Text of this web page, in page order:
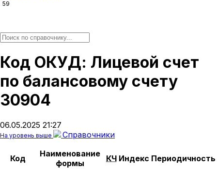
59
Код ОКУД: Лицевой счет
по балансовому счету
30904
06.05.2025 21:27
На уровень выше Справочники
Код
Наименование
формы
КЧ Индекс Периодичность